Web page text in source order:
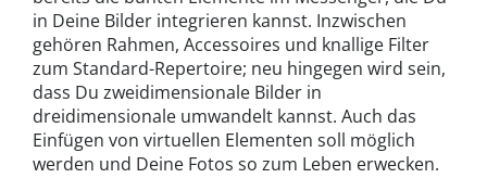
in Deine Bilder integrieren kannst. Inzwischen
gehören Rahmen, Accessoires und knallige Filter
zum Standard-Repertoire; neu hingegen wird sein,
dass Du zweidimensionale Bilder in
dreidimensionale umwandelt kannst. Auch das
Einfügen von virtuellen Elementen soll möglich
werden und Deine Fotos so zum Leben erwecken.